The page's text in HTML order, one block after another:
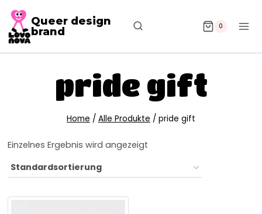
Queer design
brand
0
pride gift
Home / Alle Produkte / pride gift
Einzelnes Ergebnis wird angezeigt